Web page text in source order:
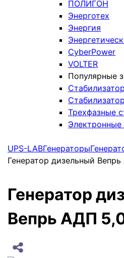
ПОЛИГОН
Энерготех
Энергия
CyberPower
VOLTER
Популярные
Трехфазные
Электронные
UPS-LABГенераторы
Генератор дизельный
Генератор
Вепрь АДП